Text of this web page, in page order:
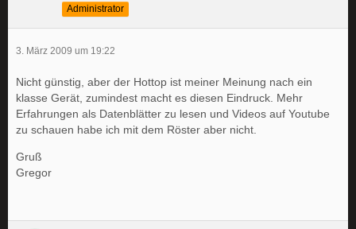
Administrator
3. März 2009 um 19:22
Nicht günstig, aber der Hottop ist meiner Meinung nach ein
klasse Gerät, zumindest macht es diesen Eindruck. Mehr
Erfahrungen als Datenblätter zu lesen und Videos auf Youtube
zu schauen habe ich mit dem Röster aber nicht.
Gruß
Gregor